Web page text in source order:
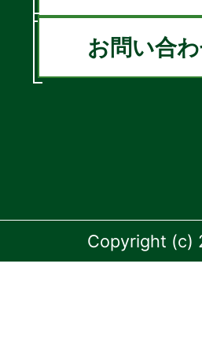
お問い合
Copyright (c)